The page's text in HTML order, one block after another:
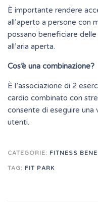
È importante rendere
all’aperto a persone con
possano beneficiare
all’aria aperta.
Cos’è una combinazione?
È l’associazione di 2
cardio combinato con
consente di eseguire una
utenti.
CATEGORIE: FITNESS
TAG: FIT PARK